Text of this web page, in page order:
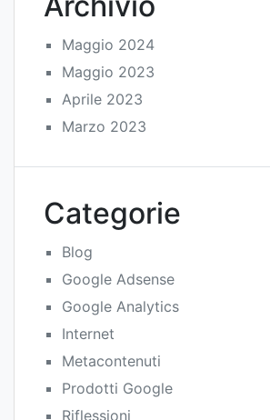
Maggio 2024
Maggio 2023
Aprile 2023
Marzo 2023
Categorie
Blog
Google Adsense
Google Analytics
Internet
Metacontenuti
Prodotti Google
Riflessioni